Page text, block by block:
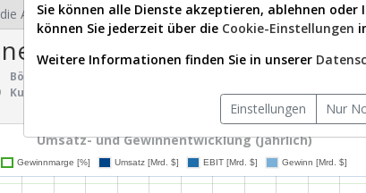
Aktie zum Investieren geeignet?
Biosciences
Börsenwert:
Kurs:
Specialty & Generic
USA 2000 (v)
Umsatz- und Gewinnentwicklung (jährlich)
Sie können alle Dienste akzeptieren, ablehnen
können Sie jederzeit über die Cookie-Einstellungen
Weitere Informationen finden Sie in unserer
Einstellungen Nur